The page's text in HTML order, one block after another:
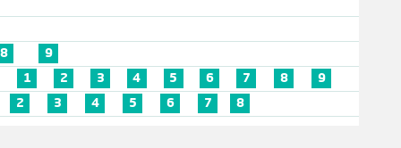
8
9
1
2 3 4 5 6 7 8
9
2 3 4 5 6 7 8